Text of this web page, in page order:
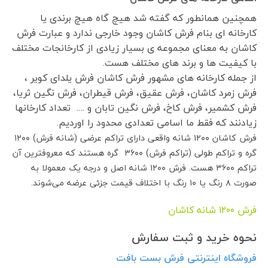
همچنین همانطور که گفته شد هیچ گاه هیچ برندی یا
کارخانه ای بنام فرش کاشان وجود خارجی ندارد و عبارت فرش
کاشان به معنای مجموعه ی بسیار زیادی از کارخانجات مختلف
با کیفیت ها و برند های مختلف هست.
از جمله کارخانه های مشهور فرش کاشان فرش یلدای کویر ،
فرش زمرد کاشان، فرش عقیق، فرش قیطران، فرش نگین ثریا،
فرش کشمیر، فرش کاخ، فرش نگین تابان و …. تعداد کارخانها
زیادنند که فقط ما اسامی تعدادی محدود را اوردیم.
فرش کاشان ۱۲۰۰ شانه واقعی دارای تراکم عرضی (شانه فرش) ۱۲۰۰
گره و تراکم طولی (تراکم فرش) ۳۶۰۰ گره هستند که معروفترین آن
تراکم ۳۶۰۰ هست. فرش ۱۲۰۰ شانه اصل و درجه یک معمولا به
صورت ۸ رنگ یا ۱۰ رنگ با اختلاف قیمت جزئی عرضه می‌شوند.
فرش ١٢٠٠ شانه کاشان
نحوه خرید و ثبت سفارش
فروشگاه اینترنتی فرش بست بافت